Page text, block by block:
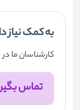
به کمک نیاز
کارشناسان ما
تماس